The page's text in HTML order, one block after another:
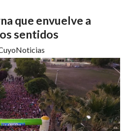
que envuelve a
sentidos